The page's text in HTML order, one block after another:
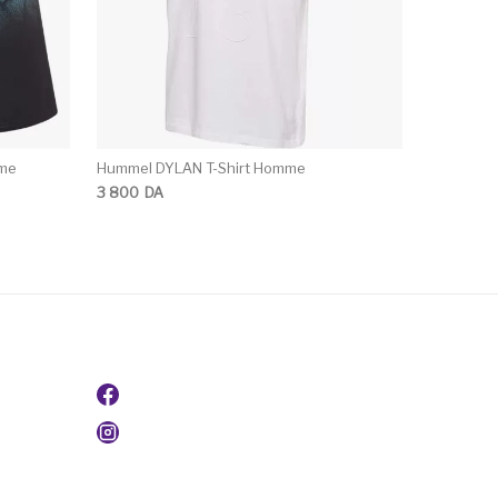
Hummel DYLAN T-Shirt Homme
3 800 DA